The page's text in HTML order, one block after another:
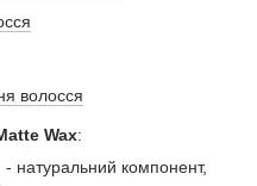
волосся
Wax:
натуральний компонент,